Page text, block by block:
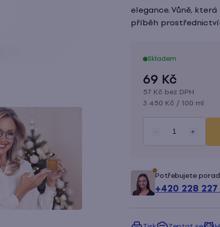
5,0
z
elegance. Vůně,
příběh
69 Kč
57 Kč bez DPH
Měrná
3 450 Kč / 100 ml
Skladem
Potřebujete
+420 228 227